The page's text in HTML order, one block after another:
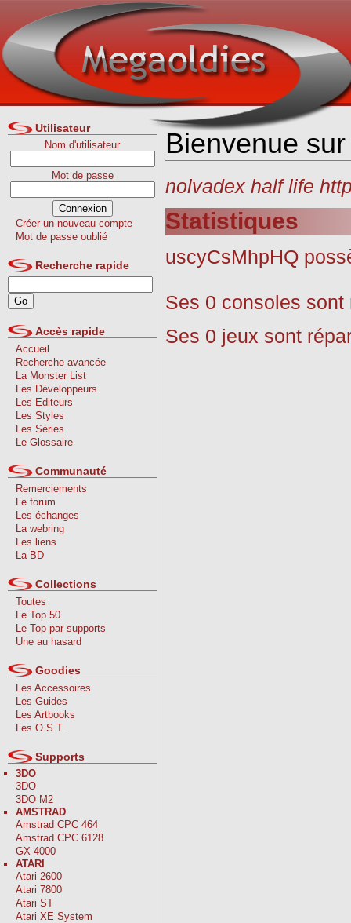
Utilisateur
Nom d'utilisateur
Mot de passe
Créer un nouveau compte
Mot de passe oublié
Recherche rapide
Accès rapide
Accueil
Recherche avancée
La Monster List
Les Développeurs
Les Editeurs
Les Styles
Les Séries
Le Glossaire
Communauté
Remerciements
Le forum
Les échanges
La webring
Les liens
La BD
Collections
Toutes
Le Top 50
Le Top par supports
Une au hasard
Goodies
Les Accessoires
Les Guides
Les Artbooks
Les O.S.T.
Supports
3DO
3DO
3DO M2
AMSTRAD
Amstrad CPC 464
Amstrad CPC 6128
GX 4000
ATARI
Atari 2600
Atari 7800
Atari ST
Atari XE System
Bienvenue
nolvadex half life
Statistiques
uscyCsMhpHQ
Ses 0 consoles sont
Ses 0 jeux sont